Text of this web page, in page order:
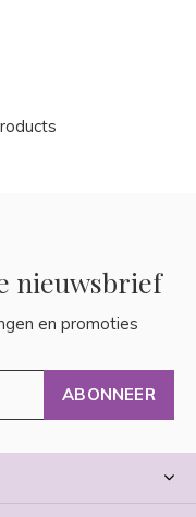
nieuwsbrief
en promoties
ABONNEER